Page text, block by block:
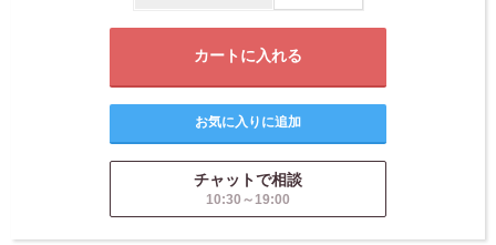
チャットで相談
10:30～19:00